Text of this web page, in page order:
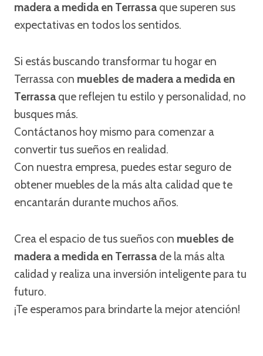
madera a medida en Terrassa que superen sus
expectativas en todos los sentidos.
Si estás buscando transformar tu hogar en
Terrassa con muebles de madera a medida en
Terrassa que reflejen tu estilo y personalidad, no
busques más.
Contáctanos hoy mismo para comenzar a
convertir tus sueños en realidad.
Con nuestra empresa, puedes estar seguro de
obtener muebles de la más alta calidad que te
encantarán durante muchos años.
Crea el espacio de tus sueños con muebles de
madera a medida en Terrassa de la más alta
calidad y realiza una inversión inteligente para tu
futuro.
¡Te esperamos para brindarte la mejor atención!